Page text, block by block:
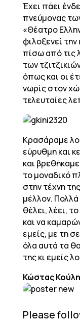
Έχει πάει
πνεύμονας
«Θέατρο
φιλοξενεί
πίσω από τις
των
όπως και οι
νωρίς στον
τελευταίες
Κρασάραμε
εύρυθμη και
και
το μοναδικό
στην τέχνη
μέλλον.
θέλει, λέει,
και να
εμείς, με τη
όλα αυτά τα
της κι εμείς
Κώστας
Please